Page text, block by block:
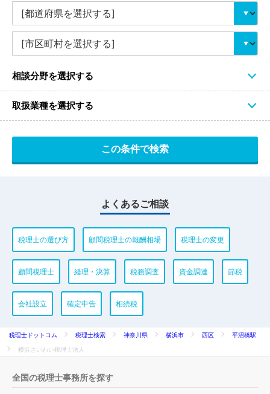
相談分野を選択する
取扱業種を選択する
よくあるご相談
税理士の選び方 顧問税理士の報酬相場 税理士の変更
顧問税理士 経理・決算 税務調査 資金調達 節税
会社設立 確定申告 相続税
税理士ドットコム 税理士検索 神奈川県 横浜市 西区
平沼橋駅
横浜さいわい税理士法人
全国の税理士事務所を探す